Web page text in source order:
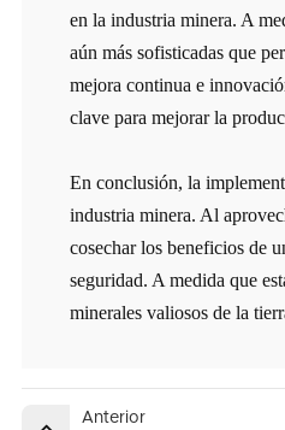
en la industria minera. A
aún más sofisticadas que
mejora continua e
clave para mejorar la
En conclusión, la
industria minera. Al
cosechar los beneficios de
seguridad. A medida que
minerales valiosos de la
Anterior